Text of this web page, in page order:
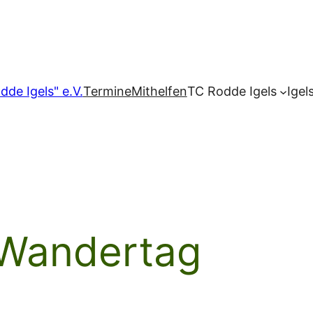
Igels" e.V.TermineMithelfenTC Rodde Igels